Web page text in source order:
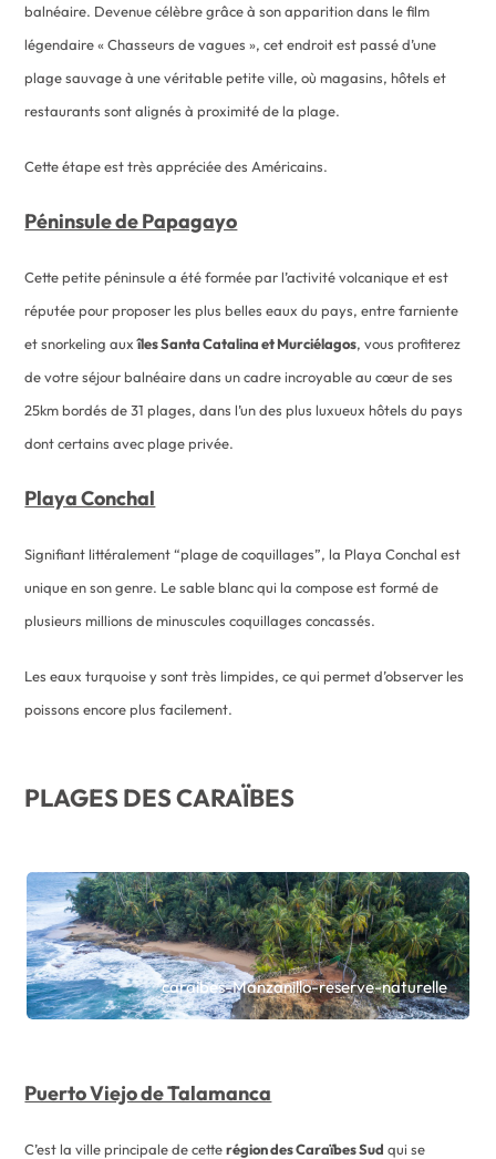
balnéaire. Devenue célèbre grâce à son apparition dans le film
légendaire « Chasseurs de vagues », cet endroit est passé d’une
plage sauvage à une véritable petite ville, où magasins, hôtels et
restaurants sont alignés à proximité de la plage.
Cette étape est très appréciée des Américains.
Péninsule de Papagayo
Cette petite péninsule a été formée par l’activité volcanique et est
réputée pour proposer les plus belles eaux du pays, entre farniente
et snorkeling auxîles Santa Catalina et Murciélagos, vous profiterez
de votre séjour balnéaire dans un cadre incroyable au cœur de ses
25km bordés de 31 plages, dans l’un des plus luxueux hôtels du pays
dont certains avec plage privée.
Playa Conchal
Signifiant littéralement “plage de coquillages”, la Playa Conchal est
unique en son genre. Le sable blanc qui la compose est formé de
plusieurs millions de minuscules coquillages concassés.
Les eaux turquoise y sont très limpides, ce qui permet d’observer les
poissons encore plus facilement.
PLAGES DES CARAÏBES
caraibes-Manzanillo-reserve-naturelle
Puerto Viejo de Talamanca
C’est la ville principale de cetterégion des Caraïbes Sud qui se